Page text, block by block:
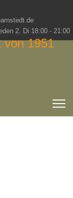
2. Di 18:00 - 21:00